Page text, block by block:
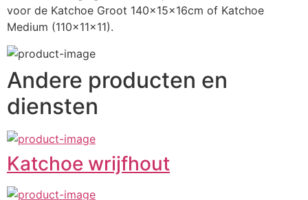
voor de Katchoe Groot 140x15x16cm of Katchoe
Medium (110x11x11).
Andere producten en
diensten
Katchoe wrijfhout